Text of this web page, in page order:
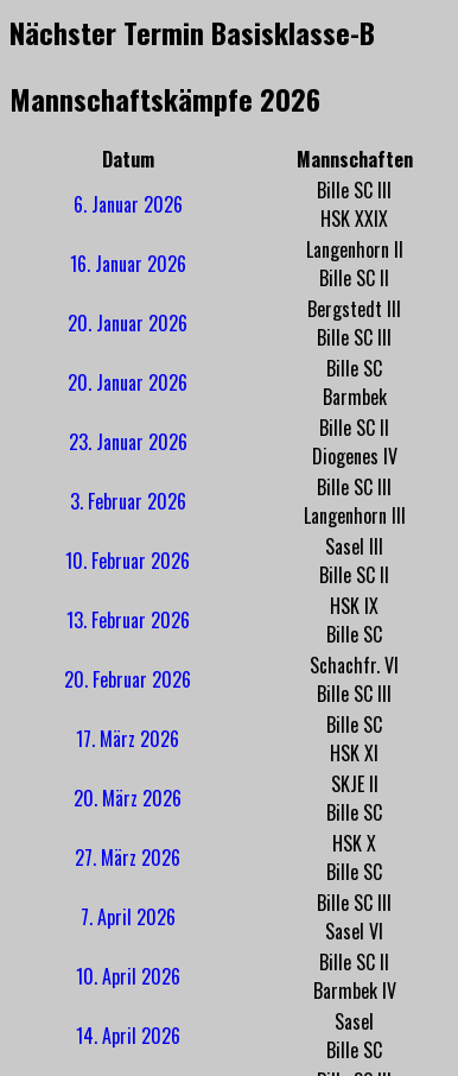
Nächster Termin Basisklasse-B
Mannschaftskämpfe 2026
Datum Mannschaften
6. Januar 2026
Bille SC III
HSK XXIX
16. Januar 2026
Langenhorn II
Bille SC II
20. Januar 2026
Bergstedt III
Bille SC III
20. Januar 2026
Bille SC
Barmbek
23. Januar 2026
Bille SC II
Diogenes IV
3. Februar 2026
Bille SC III
Langenhorn III
10. Februar 2026
Sasel III
Bille SC II
13. Februar 2026
HSK IX
Bille SC
20. Februar 2026
Schachfr. VI
Bille SC III
17. März 2026
Bille SC
HSK XI
20. März 2026
SKJE II
Bille SC
27. März 2026
HSK X
Bille SC
7. April 2026
Bille SC III
Sasel VI
10. April 2026
Bille SC II
Barmbek IV
14. April 2026
Sasel
Bille SC